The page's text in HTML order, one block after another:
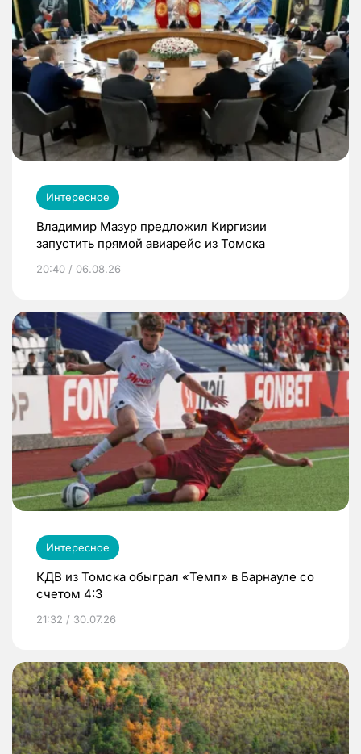
Интересное
Владимир Мазур предложил Киргизии
запустить прямой авиарейс из Томска
20:40 / 06.08.26
Интересное
КДВ из Томска обыграл «Темп» в Барнауле со
счетом 4:3
21:32 / 30.07.26